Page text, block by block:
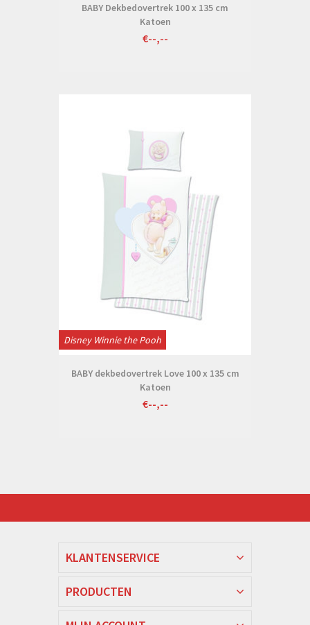
BABY Dekbedovertrek 100 x 135 cm
Katoen
€--,--
Disney Winnie the Pooh
BABY dekbedovertrek Love 100 x 135 cm
Katoen
€--,--
KLANTENSERVICE
PRODUCTEN